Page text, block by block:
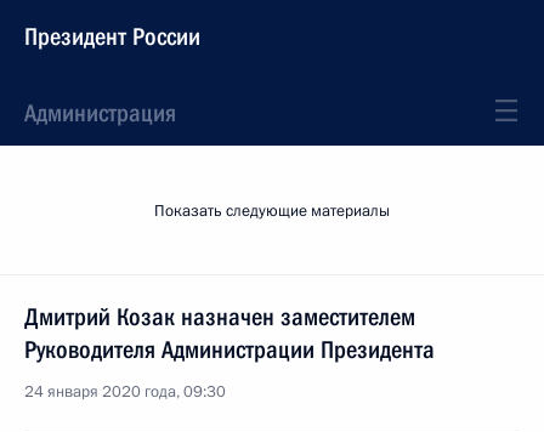
Президент России
Администрация
Показать следующие материалы
Дмитрий Козак назначен заместителем
Руководителя Администрации Президента
24 января 2020 года, 09:30